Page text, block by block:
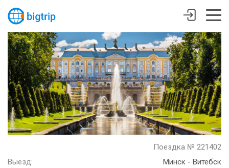
Поездка № 221402
Выезд:
Минск - Витебск